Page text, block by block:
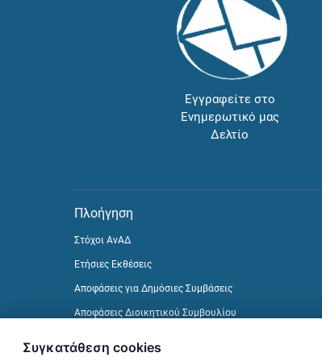
Εγγραφείτε στο
Ενημερωτικό μας
Δελτίο
Πλοήγηση
Στόχοι ΑνΑΔ
Ετήσιες Εκθέσεις
Αποφάσεις για Δημόσιες Συμβάσεις
Αποφάσεις Διοικητικού Συμβουλίου
Συγκατάθεση cookies